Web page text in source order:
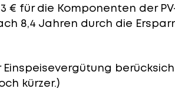
€ für die Komponenten der
8,4 Jahren durch die
kürzer.)